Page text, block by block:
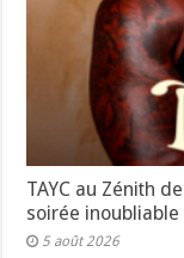
TAYC au Zénith
soirée inoubliable
5 août 2026